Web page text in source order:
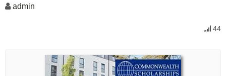
admin
44